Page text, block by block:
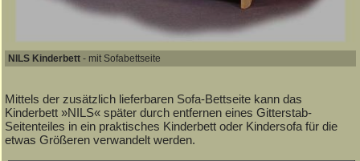
NILS Kinderbett- mit Sofabettseite
Mittels der zusätzlich lieferbaren Sofa-Bettseite kann das
Kinderbett »NILS« später durch entfernen eines Gitterstab-
Seitenteiles in ein praktisches Kinderbett oder Kindersofa für die
etwas Größeren verwandelt werden.